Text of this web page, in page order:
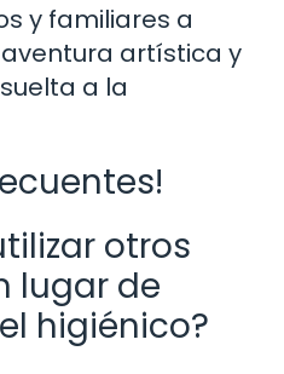
y familiares a
artística y
a la
otros
lugar de
higiénico?